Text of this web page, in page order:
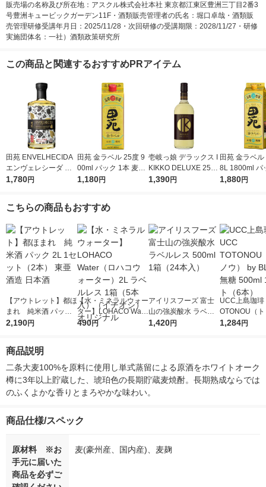
販売場の名称及び所在地：アスクル株式会社本社 東京都江東区豊洲三丁目2番3
号豊洲キュービックガーデン11F・酒類販売管理者の氏名：堀口卓哉・酒類販
売管理研修受講年月日：2025/11/28・次回研修の受講期限：2028/11/27・研修
実施団体名：一社）酒類政策研究所
この商品と関連するおすすめPRアイテム
田苑 ENVELHECIDA
エンヴェレシーダ 三
年貯蔵 樽芋焼酎 25度
1,780円
田苑 金ラベル 25度 9
00ml パック 1本 麦焼
酎 田苑酒造
1,180円
壱岐っ娘 デラックス I
KIKKO DELUXE 25度
720ml 瓶 1本 麦焼酎
1,390円
田苑 金ラベ
8L 1800ml パ
麦焼酎 田苑酒
1,880円
こちらの商品もおすすめ
【アウトレット】都ほ
まれ 純米酒 パック
2L 1セット（2本） 東
2,190円
【水・ミネラルウォー
ター】LOHACO Wate
r（ロハコウォータ
490円
アイリスフーズ 富士
山の強炭酸水 ラベル
レス 500ml 1箱（24
1,420円
UCC上島珈琲
OTONOU（
ウ） by
1,284円
商品説明
二条大麦100%を原料に使用し単式蒸留による原酒をホワイトオーク
樽に3年以上貯蔵した、琥珀色の長期貯蔵麦焼酎。長期熟成ならでは
のふくよかな香りとまろやかな味わい。
商品仕様/スペック
原材料 ※お
手元に届いた
商品を必ずご
麦(豪州産、国内産)、麦麹